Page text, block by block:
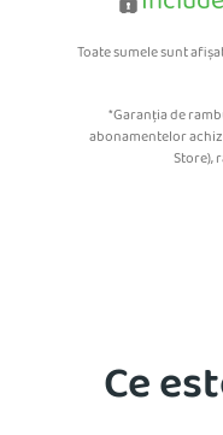
Toate sumele sunt
*Garanția de
abonamentelor
Store),
Ce